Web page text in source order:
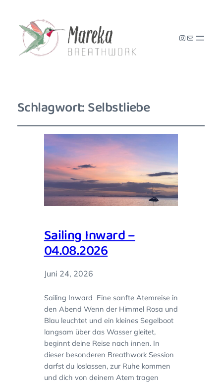
Instagram
E-Mail
Schlagwort:Selbstliebe
Sailing Inward –
04.08.2026
Juni 24, 2026
Sailing Inward Eine sanfte Atemreise in
den Abend Wenn der Himmel Rosa und
Blau leuchtet und ein kleines Segelboot
langsam über das Wasser gleitet,
beginnt deine Reise nach innen. In
dieser besonderen Breathwork Session
darfst du loslassen, zur Ruhe kommen
und dich von deinem Atem tragen